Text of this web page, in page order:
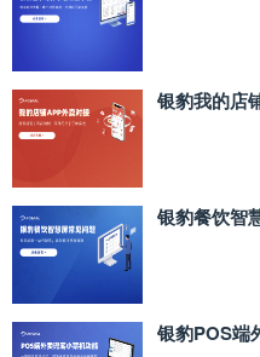
银豹我的店
银豹餐饮智
银豹POS端